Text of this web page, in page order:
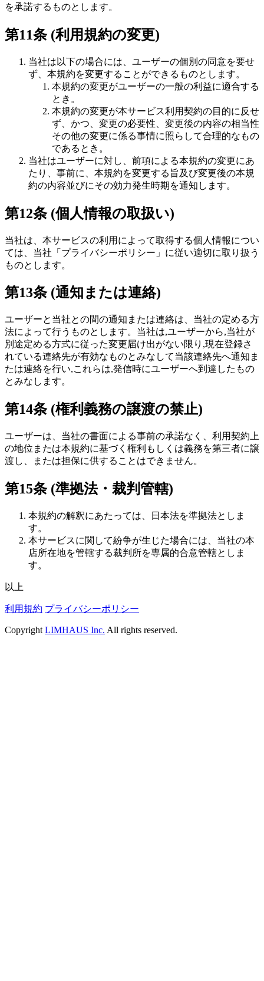
を承諾するものとします。
第11条 (利用規約の変更)
当社は以下の場合には、ユーザーの個別の同意を要せ
ず、本規約を変更することができるものとします。
本規約の変更がユーザーの一般の利益に適合する
とき。
本規約の変更が本サービス利用契約の目的に反せ
ず、かつ、変更の必要性、変更後の内容の相当性
その他の変更に係る事情に照らして合理的なもの
であるとき。
当社はユーザーに対し、前項による本規約の変更にあ
たり、事前に、本規約を変更する旨及び変更後の本規
約の内容並びにその効力発生時期を通知します。
第12条 (個人情報の取扱い)
当社は、本サービスの利用によって取得する個人情報につい
ては、当社「プライバシーポリシー」に従い適切に取り扱う
ものとします。
第13条 (通知または連絡)
ユーザーと当社との間の通知または連絡は、当社の定める方
法によって行うものとします。当社は,ユーザーから,当社が
別途定める方式に従った変更届け出がない限り,現在登録さ
れている連絡先が有効なものとみなして当該連絡先へ通知ま
たは連絡を行い,これらは,発信時にユーザーへ到達したもの
とみなします。
第14条 (権利義務の譲渡の禁止)
ユーザーは、当社の書面による事前の承諾なく、利用契約上
の地位または本規約に基づく権利もしくは義務を第三者に譲
渡し、または担保に供することはできません。
第15条 (準拠法・裁判管轄)
本規約の解釈にあたっては、日本法を準拠法としま
す。
本サービスに関して紛争が生じた場合には、当社の本
店所在地を管轄する裁判所を専属的合意管轄としま
す。
以上
利用規約 プライバシーポリシー
Copyright LIMHAUS Inc. All rights reserved.